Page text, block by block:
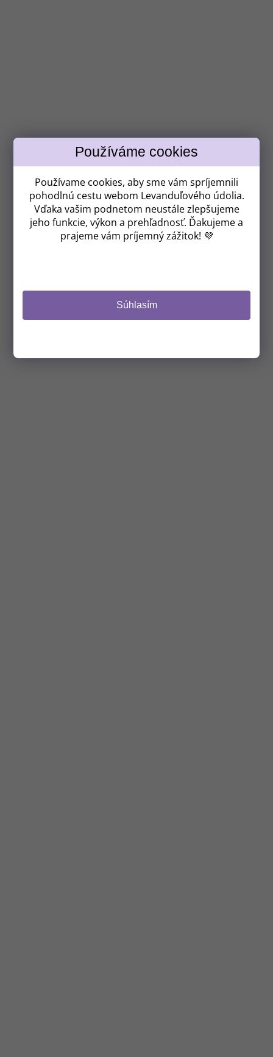
Používame cookies, aby sme vám spríjemnili
pohodlnú cestu webom Levanduľového údolia.
Vďaka vašim podnetom neustále zlepšujeme
jeho funkcie, výkon a prehľadnosť. Ďakujeme a
prajeme vám príjemný zážitok! 💜
Súhlasím
Získavate
ZĽAVU 8 €!
Kam vám máme poslať zľavový kód?
CHCEM ZĽAVU 8 €
NIE, ĎAKUJEM.